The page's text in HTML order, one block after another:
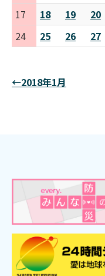
17
18 19 20
24
25 26 27
←2018年1月